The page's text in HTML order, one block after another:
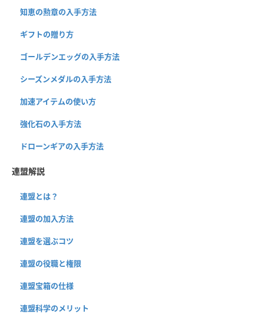
知恵の勲章の入手方法
ギフトの贈り方
ゴールデンエッグの入手方法
シーズンメダルの入手方法
加速アイテムの使い方
強化石の入手方法
ドローンギアの入手方法
連盟解説
連盟とは？
連盟の加入方法
連盟を選ぶコツ
連盟の役職と権限
連盟宝箱の仕様
連盟科学のメリット